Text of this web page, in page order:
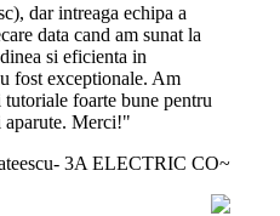
dar intreaga echipa a
data cand am sunat la
si eficienta in
fost exceptionale. Am
foarte bune pentru
aparute. Merci!"
3A ELECTRIC CO~